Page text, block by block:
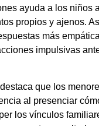
ayuda a los niños
propios y ajenos.
más
impulsivas
que los
al presenciar
los vínculos